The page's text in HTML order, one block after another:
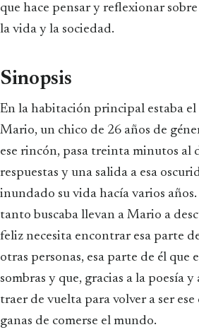
que hace pensar y reflexionar
la vida y la sociedad.
Sinopsis
En la habitación principal estaba
Mario, un chico de 26 años de
ese rincón, pasa treinta minutos al
respuestas y una salida a esa
inundado su vida hacía varios años.
tanto buscaba llevan a Mario a
feliz necesita encontrar esa parte
otras personas, esa parte de él que
sombras y que, gracias a la poesía
traer de vuelta para volver a ser
ganas de comerse el mundo.